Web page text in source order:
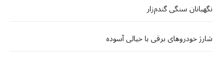
نگهبانان سنگی گندم‌زار
شارژ خودروهای برقی با خیالی آسوده